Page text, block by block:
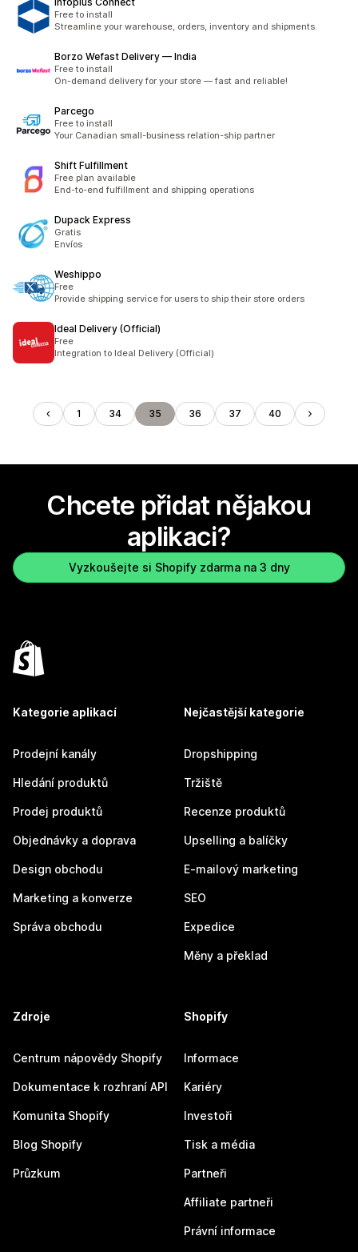
Free to install
Streamline your warehouse, orders, inventory and shipments.
Borzo Wefast Delivery — India
Free to install
On-demand delivery for your store — fast and reliable!
Parcego
Free to install
Your Canadian small-business relation-ship partner
Shift Fulfillment
Free plan available
End-to-end fulfillment and shipping operations
Dupack Express
Gratis
Envíos
Weshippo
Free
Provide shipping service for users to ship their store orders
Ideal Delivery (Official)
Free
Integration to Ideal Delivery (Official)
1 34 35 36 37 40
Chcete přidat nějakou
aplikaci?
Vyzkoušejte si Shopify zdarma na 3 dny
Kategorie aplikací
Prodejní kanály
Hledání produktů
Prodej produktů
Objednávky a doprava
Design obchodu
Marketing a konverze
Správa obchodu
Nejčastější kategorie
Dropshipping
Tržiště
Recenze produktů
Upselling a balíčky
E-mailový marketing
SEO
Expedice
Měny a překlad
Zdroje
Centrum nápovědy Shopify
Dokumentace k rozhraní API
Komunita Shopify
Blog Shopify
Průzkum
Shopify
Informace
Kariéry
Investoři
Tisk a média
Partneři
Affiliate partneři
Právní informace